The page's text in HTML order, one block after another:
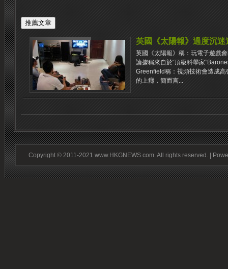
英國《太陽報》過度沉
英國《太陽報》稱：玩電子遊戲
論據稱來自於“頂級科學家
Greenfield稱：視頻技術會造成
的上癮，簡而言...
Copyright © 2011-2021 www.HKGNEWS.com. All rights reserved. |